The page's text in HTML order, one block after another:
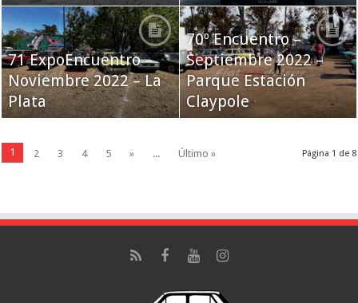
71 ExpoEncuentro –
Noviembre 2022 – La
Plata
70º Encuentro –
Septiembre 2022 –
Parque Estación
Claypole
Página 1 de 8
1 2 3 4 5 » ... Último »